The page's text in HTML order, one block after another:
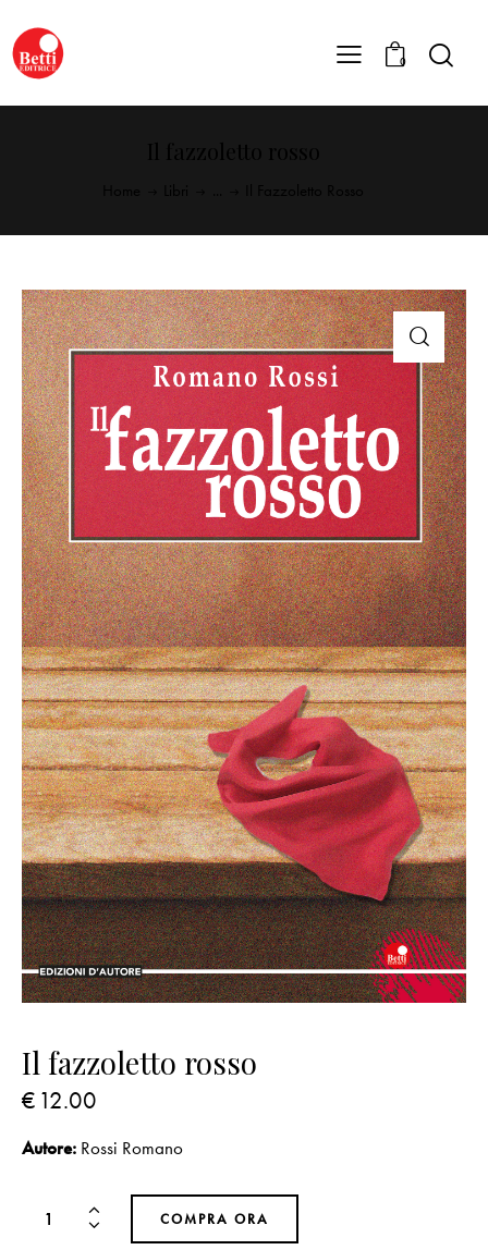
0
Il fazzoletto rosso
€ 12.00
Autore: Rossi Romano
COMPRA ORA